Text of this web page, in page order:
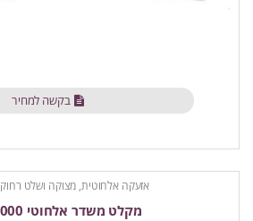
בקשה למחיר
אזעקה אלחוטית, מצוקה ושלט רחוק
מקלט משדר אלחוטי 3000 מטר